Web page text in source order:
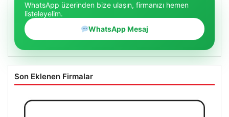
WhatsApp üzerinden bize ulaşın, firmanızı hemen
listeleyelim.
WhatsApp Mesaj
Son Eklenen Firmalar